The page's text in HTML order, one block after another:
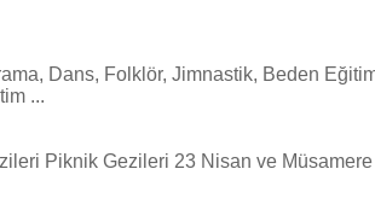
Dans, Folklör, Jimnastik, Beden
...
Piknik Gezileri 23 Nisan ve